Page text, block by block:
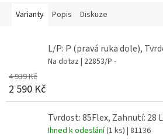
Varianty Popis Diskuze
L/P: P (pravá ruka dole),
Na dotaz | 22853/P -
4 939 Kč
2 590 Kč
Tvrdost: 85Flex, Zahnutí: 28
Ihned k odeslání(1 ks) | 81136